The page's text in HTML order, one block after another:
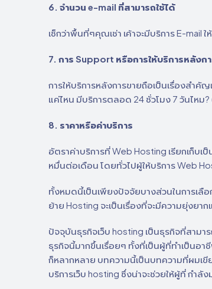
6. จำนวน e-mail ที่สามารถใช้ได้
เช็กว่าพื้นที่ๆคุณเช่า เค้าจะมีบริการ E-
7. การ Support หรือการให้บริการหลังก
การให้บริการหลังการขายถือเป็นเรื่องสำคั
แค่ไหน มีบริการตลอด 24 ชั่วโมง 7 วันไหม
8. ราคาหรือค่าบริการ
อัตราค่าบริการที่ Web Hosting เรียกเก็บ
หมื่นต่อเดือน โดยทั่วไปผู้ให้บริการ Web
ทั้งหมดนี้เป็นเพียงปัจจัยบางส่วนในการเลื
ย้าย Hosting จะเป็นเรื่องที่จะมีความยุ่งยา
ปัจจุบันธุรกิจเว็บ hosting เป็นธุรกิจที่สามา
ธุรกิจนี้มากขึ้นเรื่อยๆ ทั้งที่เป็นผู้ที่ทำเป็นอ
ก็หลากหลาย บทความนี้เป็นบทความที่ผมเขีย
บริการเว็บ hosting ซึ่งน่าจะช่วยให้ผู้ที่ กำ